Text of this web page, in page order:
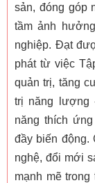
sản, đóng góp
tầm ảnh
nghiệp. Đạt
phát từ việc
quản trị, tăng
trị năng lượng
năng thích
đầy biến động.
nghệ, đổi mới
mạnh mẽ